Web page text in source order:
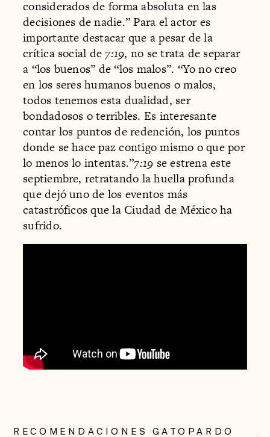
considerados de forma absoluta en las
decisiones de nadie.” Para el actor es
importante destacar que a pesar de la
crítica social de 7:19, no se trata de separar
a “los buenos” de “los malos”. “Yo no creo
en los seres humanos buenos o malos,
todos tenemos esta dualidad, ser
bondadosos o terribles. Es interesante
contar los puntos de redención, los puntos
donde se hace paz contigo mismo o que por
lo menos lo intentas.”7:19 se estrena este
septiembre, retratando la huella profunda
que dejó uno de los eventos más
catastróficos que la Ciudad de México ha
sufrido.
RECOMENDACIONES GATOPARDO